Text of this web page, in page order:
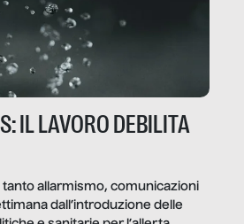
IL LAVORO DEBILITA
tanto allarmismo, comunicazioni
dall’introduzione delle